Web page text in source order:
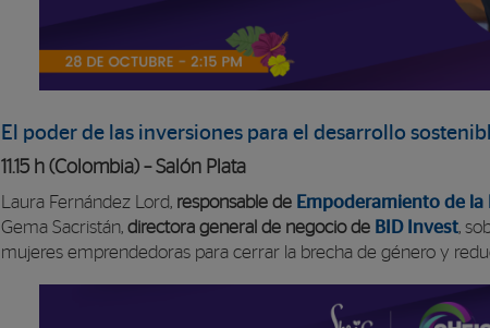
El poder de las inversiones para el desarrollo
11.15 h (Colombia) – Salón Plata
Laura Fernández Lord, responsable de Empoderamiento de la
Gema Sacristán, directora general de negocio de BID Invest,
mujeres emprendedoras para cerrar la brecha de género y